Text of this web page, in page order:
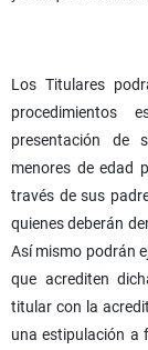
Los Titulares
procedimientos
presentación de
menores de edad
través de sus
quienes deberán
Así mismo podrán
que acrediten
titular con la
una estipulación a